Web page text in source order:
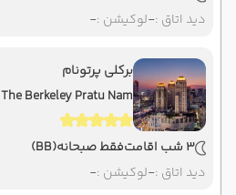
دید اتاق :-لوکیشن :-
برکلی پرتونام
The Berkeley Pratu Nam
3 شب اقامت فقط صبحانه(BB)
دید اتاق :-لوکیشن :-